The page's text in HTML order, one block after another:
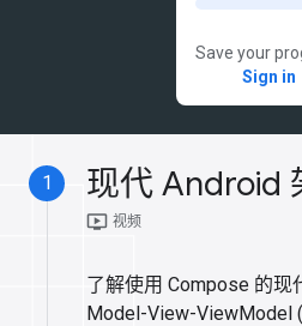
Save your
Sign in
1 现代 Android
ondemand_video 视频
了解使用 Compose 的现
Model-View-ViewModel